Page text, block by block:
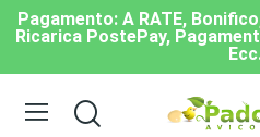
Pagamento: A RATE,
Ricarica PostePay,